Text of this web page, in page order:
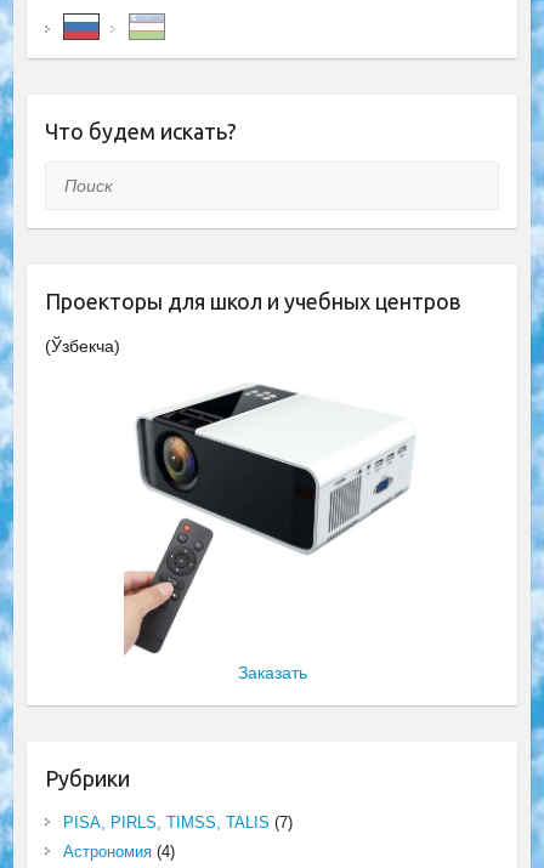
Что будем искать?
Поиск
Проекторы для школ и учебных центров
(Ўзбекча)
Заказать
Рубрики
PISA, PIRLS, TIMSS, TALIS (7)
Астрономия(4)